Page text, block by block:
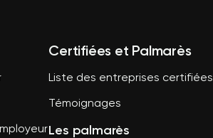
Certifiées et Palmarès
Liste des entreprises certifiées
Témoignages
Les palmarès